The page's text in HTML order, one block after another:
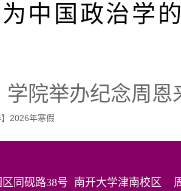
中国政治学
学院举办纪念周
】2026年寒假
区同砚路38号 南开大学津南校区